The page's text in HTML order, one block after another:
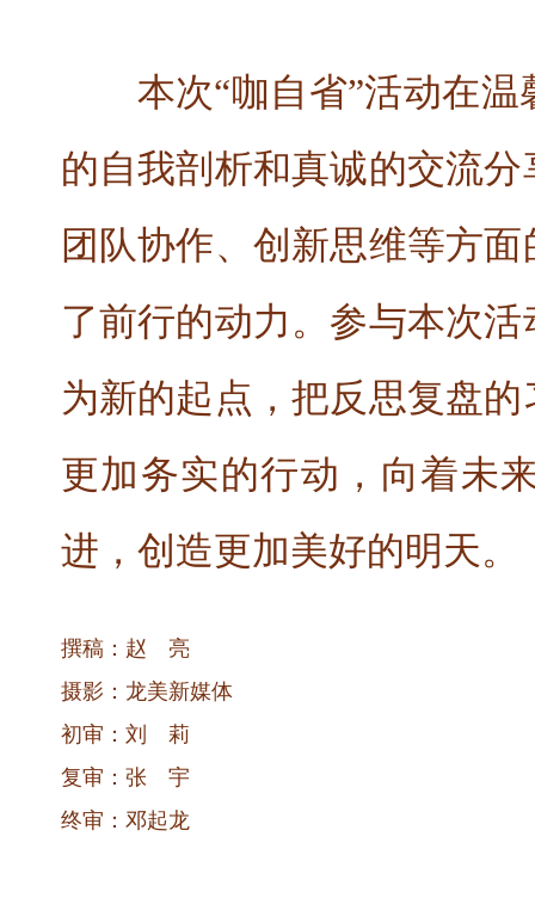
本次“咖自省”活动在
的自我剖析和真诚的交流
团队协作、创新思维等方
了前行的动力。参与本次
为新的起点，把反思复盘
更加务实的行动，向着未
进，创造更加美好的明天。
撰稿：赵 亮
摄影：龙美新媒体
初审：刘 莉
复审：张 宇
终审：邓起龙